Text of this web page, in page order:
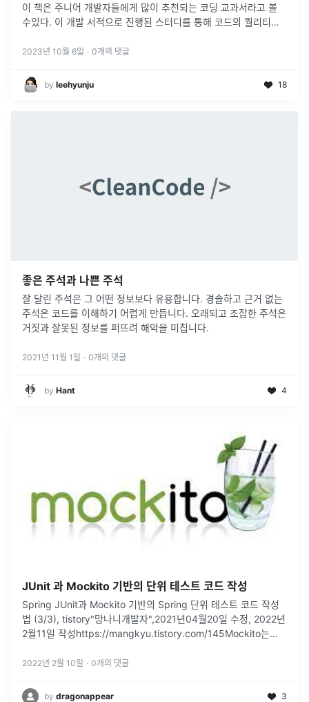
이 책은 주니어 개발자들에게 많이 추천되는 코딩 교과서라고 볼
수있다. 이 개발 서적으로 진행된 스터디를 통해 코드의 퀄리티를
2023년 10월 6일 · 0개의 댓글
by leehyunju 18
좋은 주석과 나쁜 주석
잘 달린 주석은 그 어떤 정보보다 유용합니다. 경솔하고 근거 없는
주석은 코드를 이해하기 어렵게 만듭니다. 오래되고 조잡한 주석은
거짓과 잘못된 정보를 퍼뜨려 해악을 미칩니다.
2021년 11월 1일 · 0개의 댓글
by Hant 4
JUnit 과 Mockito 기반의 단위 테스트 코드 작성
Spring JUnit과 Mockito 기반의 Spring 단위 테스트 코드 작성
법 (3/3), tistory"망나니개발자",2021년04월20일 수정, 2022년
2월11일 작성https://mangkyu.tistory.com/145Mockito는
2022년 2월 10일 · 0개의 댓글
by dragonappear 3